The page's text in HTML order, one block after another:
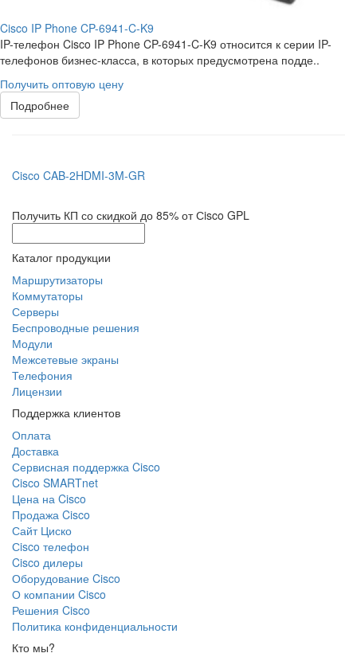
Cisco IP Phone CP-6941-C-K9
IP-телефон Cisco IP Phone CP-6941-C-K9 относится к серии IP-
телефонов бизнес-класса, в которых предусмотрена подде..
Получить оптовую цену
Подробнее
Cisco CAB-2HDMI-3M-GR
Получить КП со скидкой до 85% от Сisco GPL
Каталог продукции
Маршрутизаторы
Коммутаторы
Серверы
Беспроводные решения
Модули
Межсетевые экраны
Телефония
Лицензии
Поддержка клиентов
Оплата
Доставка
Сервисная поддержка Cisco
Cisco SMARTnet
Цена на Cisco
Продажа Cisco
Сайт Циско
Сisco телефон
Cisco дилеры
Оборудование Cisco
О компании Cisco
Решения Cisco
Политика конфиденциальности
Кто мы?